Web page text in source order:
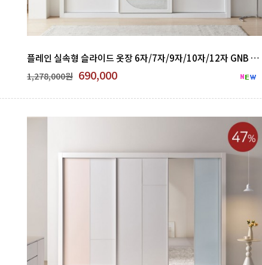
플레인 실속형 슬라이드 옷장 6자/7자/9자/10자/12자 GNB 500-15
1,278,000원 690,000